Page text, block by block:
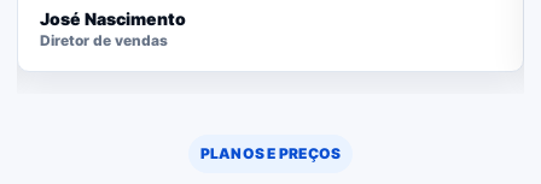
José Nascimento
Diretor de vendas
PLANOS E PREÇOS